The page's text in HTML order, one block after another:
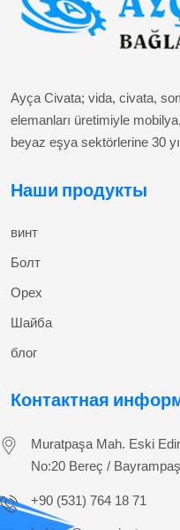
Ayça Civata; vida, civata,
elemanları üretimiyle
beyaz eşya sektörlerine 30
Наши продукты
винт
Болт
Орех
Шайба
блог
Контактная
Muratpaşa Mah. Eski
No:20 Bereç /
+90 (531) 764 18 71